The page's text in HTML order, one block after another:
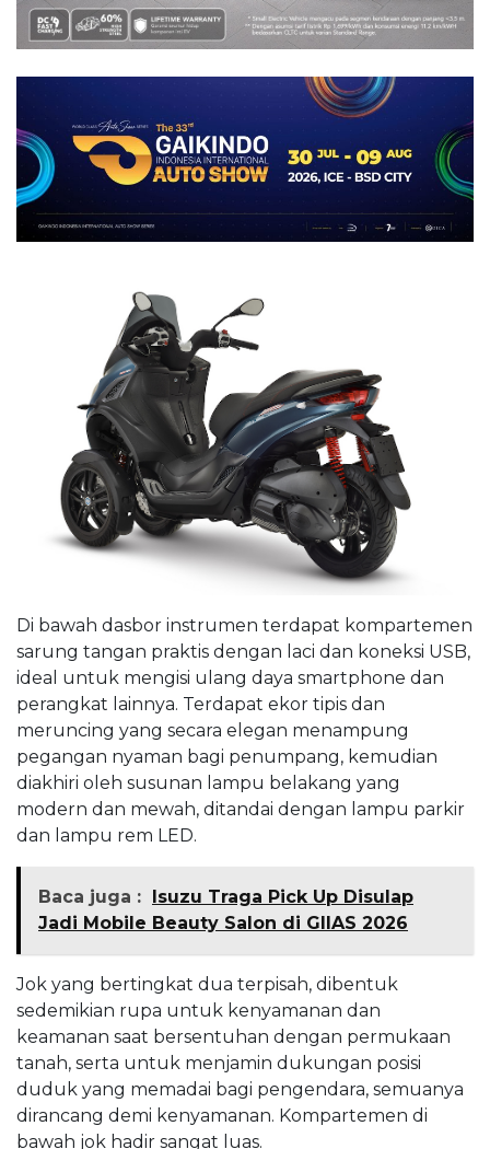
Di bawah dasbor instrumen terdapat kompartemen
sarung tangan praktis dengan laci dan koneksi USB,
ideal untuk mengisi ulang daya smartphone dan
perangkat lainnya. Terdapat ekor tipis dan
meruncing yang secara elegan menampung
pegangan nyaman bagi penumpang, kemudian
diakhiri oleh susunan lampu belakang yang
modern dan mewah, ditandai dengan lampu parkir
dan lampu rem LED.
Baca juga : Isuzu Traga Pick Up Disulap
Jadi Mobile Beauty Salon di GIIAS 2026
Jok yang bertingkat dua terpisah, dibentuk
sedemikian rupa untuk kenyamanan dan
keamanan saat bersentuhan dengan permukaan
tanah, serta untuk menjamin dukungan posisi
duduk yang memadai bagi pengendara, semuanya
dirancang demi kenyamanan. Kompartemen di
bawah jok hadir sangat luas.